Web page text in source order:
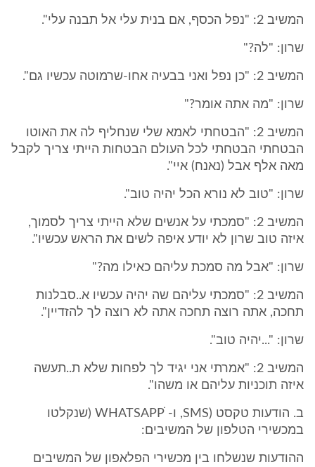
המשיב 2: "נפל הכסף, אם בנית עלי אל תבנה עלי".
שרון: "לה?"
המשיב 2: "כן נפל ואני בבעיה אחו-שרמוטה עכשיו גם".
שרון: "מה אתה אומר?"
המשיב 2: "הבטחתי לאמא שלי שנחליף לה את האוטו
הבטחתי הבטחתי לכל העולם הבטחות הייתי צריך לקבל
מאה אלף אבל (נאנח) איי".
שרון: "טוב לא נורא הכל יהיה טוב".
המשיב 2: "סמכתי על אנשים שלא הייתי צריך לסמוך,
איזה טוב שרון לא יודע איפה לשים את הראש עכשיו".
שרון: "אבל מה סמכת עליהם כאילו מה?"
המשיב 2: "סמכתי עליהם שה יהיה עכשיו א..סבלנות
תחכה, אתה רוצה תחכה אתה לא רוצה לך להזדיין".
שרון: "...יהיה טוב".
המשיב 2: "אמרתי אני יגיד לך לפחות שלא ת..תעשה
איזה תוכניות עליהם או משהו".
ב. הודעות טקסט (SMS, ו- WHATSAPPׂׂ (שנקלטו
במכשירי הטלפון של המשיבים:
ההודעות שנשלחו בין מכשירי הפלאפון של המשיבים